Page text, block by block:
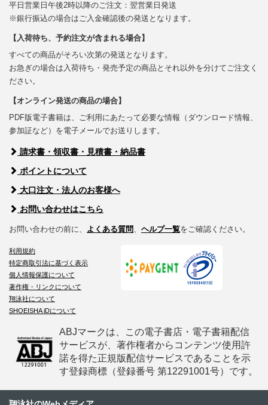
平日営業日午後2時以降のご注文：翌営業日発送
※銀行振込の場合はご入金確認後の発送となります。
【入荷待ち、予約注文が含まれる場合】
すべての商品がそろい次第の発送となります。
お急ぎの場合は入荷待ち・発売予定の商品とそれ以外を分けてご注文く
ださい。
【オンライン発送の商品の場合】
PDF版電子書籍は、ご利用にあたって必要な情報（ダウンロード情報、
参加証など）を電子メールでお送りします。
請求書・領収書・見積書・納品書
ポイントについて
大口注文・法人のお客様へ
お問い合わせはこちら
お問い合わせの前に、 よくある質問、 ヘルプ一覧をご確認ください。
利用規約
特定商取引法に基づく表示
個人情報保護について
著作権・リンクについて
翔泳社について
SHOEISHA iDについて
ABJマークは、この電子書店・電子書籍配信
サービスが、著作権者からコンテンツ使用許
諾を得た正規版配信サービスであることを示
す登録商標（登録番号 第12291001号）です。